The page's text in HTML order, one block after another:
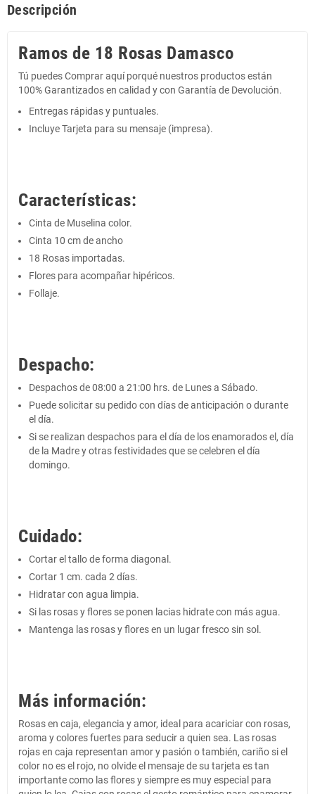
Descripción
Ramos de 18 Rosas Damasco
Tú puedes Comprar aquí porqué nuestros productos están
100% Garantizados en calidad y con Garantía de Devolución.
Entregas rápidas y puntuales.
Incluye Tarjeta para su mensaje (impresa).
Características:
Cinta de Muselina color.
Cinta 10 cm de ancho
18 Rosas importadas.
Flores para acompañar hipéricos.
Follaje.
Despacho:
Despachos de 08:00 a 21:00 hrs. de Lunes a Sábado.
Puede solicitar su pedido con días de anticipación o durante
el día.
Si se realizan despachos para el día de los enamorados el, día
de la Madre y otras festividades que se celebren el día
domingo.
Cuidado:
Cortar el tallo de forma diagonal.
Cortar 1 cm. cada 2 días.
Hidratar con agua limpia.
Si las rosas y flores se ponen lacias hidrate con más agua.
Mantenga las rosas y flores en un lugar fresco sin sol.
Más información:
Rosas en caja, elegancia y amor, ideal para acariciar con rosas,
aroma y colores fuertes para seducir a quien sea. Las rosas
rojas en caja representan amor y pasión o también, cariño si el
color no es el rojo, no olvide el mensaje de su tarjeta es tan
importante como las flores y siempre es muy especial para